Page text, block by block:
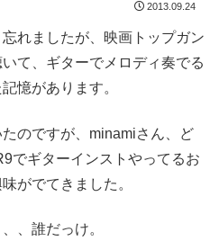
2013.09.24
れましたが、映画トップガン
て、ギターでメロディ奏でる
憶があります。
のですが、minamiさん、ど
でギターインストやってるお
がでてきました。
、誰だっけ。